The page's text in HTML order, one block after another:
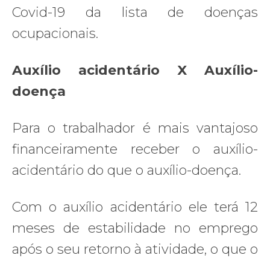
Covid-19 da lista de doenças
ocupacionais.
Auxílio acidentário X Auxílio-
doença
Para o trabalhador é mais vantajoso
financeiramente receber o auxílio-
acidentário do que o auxílio-doença.
Com o auxílio acidentário ele terá 12
meses de estabilidade no emprego
após o seu retorno à atividade, o que o